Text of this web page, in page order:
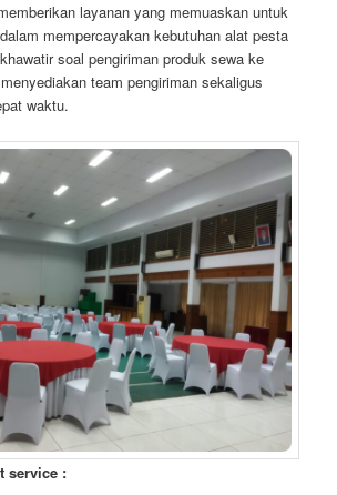
layanan yang memuaskan untuk
mempercayakan kebutuhan alat pesta
soal pengiriman produk sewa ke
team pengiriman sekaligus
waktu.
service :